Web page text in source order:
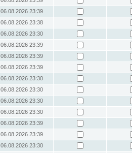
06.08.2026 23:39
06.08.2026 23:38
06.08.2026 23:30
06.08.2026 23:39
06.08.2026 23:39
06.08.2026 23:39
06.08.2026 23:30
06.08.2026 23:30
06.08.2026 23:30
06.08.2026 23:30
06.08.2026 23:39
06.08.2026 23:39
06.08.2026 23:30